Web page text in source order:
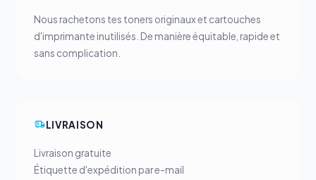
Nous rachetons tes toners originaux et cartouches
d'imprimante inutilisés. De manière équitable, rapide et
sans complication.
LIVRAISON
Livraison gratuite
Étiquette d'expédition par e-mail